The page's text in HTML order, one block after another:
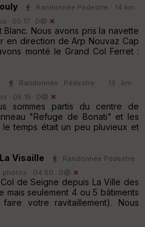
Randonnée Pédestre · 14 km ·
· 05:17 · D@
Nous avons pris la navette
en direction de Arp Nouvaz Cap
monté le Grand Col Ferret :
Randonnée Pédestre · 13 km ·
· 05:15 · D@
sommes partis du centre de
"Refuge de Bonati" et les
le temps était un peu pluvieux et
Visaille
Randonnée Pédestre ·
photos · 04:50 · D@
de Seigne depuis La Ville des
mais seulement 4 ou 5 bâtiments
votre ravitaillement). Nous